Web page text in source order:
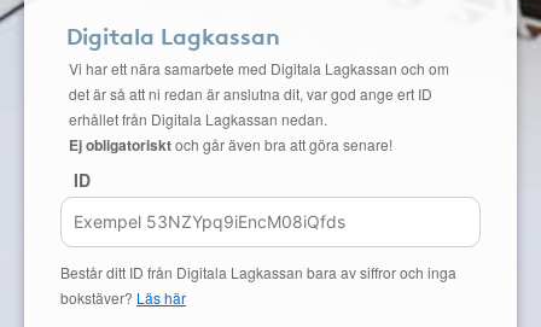
Digitala Lagkassan
Vi har ett nära samarbete med Digitala Lagkassan och om
det är så att ni redan är anslutna dit, var god ange ert ID
erhållet från Digitala Lagkassan nedan.
Ej obligatorisktoch går även bra att göra senare!
ID
Består ditt ID från Digitala Lagkassan bara av siffror och inga
bokstäver? Läs här